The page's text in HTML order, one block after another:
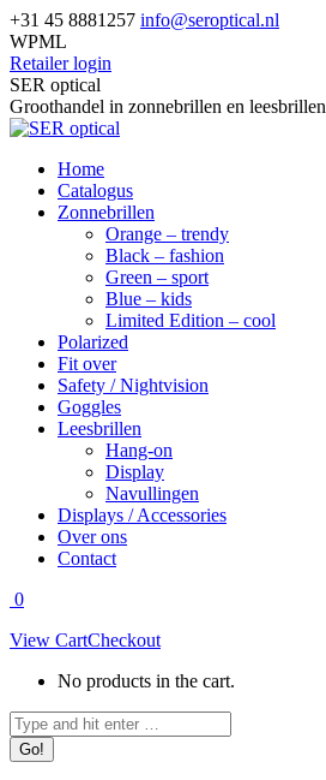
Skip
to
content
+31 45 8881257 info@seroptical.nl
WPML
Retailer login
Facebook
page
opens
new
window
SER optical
Groothandel in zonnebrillen en leesbrillen
Home
Catalogus
Zonnebrillen
Orange – trendy
Black – fashion
Green – sport
Blue – kids
Limited Edition – cool
Polarized
Fit over
Safety / Nightvision
Goggles
Leesbrillen
Hang-on
Display
Navullingen
Displays / Accessories
Over ons
Contact
0
View CartCheckout
No products in the cart.
Search: